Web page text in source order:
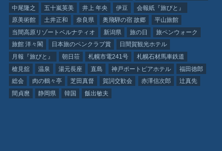
中尾隆之
五十嵐英美 井上 年央 伊豆
会報紙『旅びと』
原美術館
土井正和 奈良県 奥飛騨の宿 故郷
平山旅館
当間高原リゾートベルナティオ
新潟県 旅の日
旅ペンウォーク
旅館 洋々閣
日本旅のペンクラブ賞
日間賀観光ホテル
月報『旅びと』
朝日荘 札幌市電241号
札幌石材馬車鉄道
槍見舘
温泉 湯元長座 直島 神戸ポートピアホテル
福田徳郎
総会
肉の鶴々亭 芝田真督 賀詞交歓会 赤澤信次郎
辻真先
間貞麿
静岡県 韓国 飯出敏夫